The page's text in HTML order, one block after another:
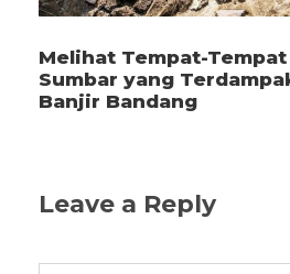
Melihat Tempat-
Sumbar yang
Banjir Bandang
Leave a Reply